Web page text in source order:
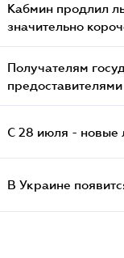
Кабмин продлил
значительно
Получателям
предоставителями
С 28 июля - новые
В Украине